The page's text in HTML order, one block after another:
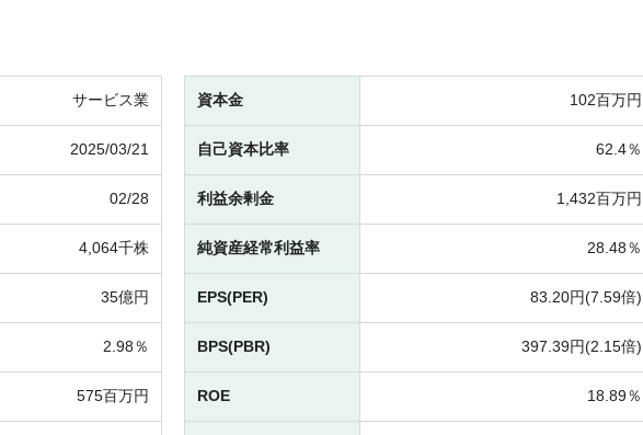
サービス業
2025/03/21
02/28
4,064千株
35億円
2.98％
575百万円
資本金 102百万円
自己資本比率 62.4％
利益余剰金 1,432百万円
純資産経常利益率 28.48％
EPS(PER) 83.20円(7.59倍)
BPS(PBR) 397.39円(2.15倍)
ROE 18.89％